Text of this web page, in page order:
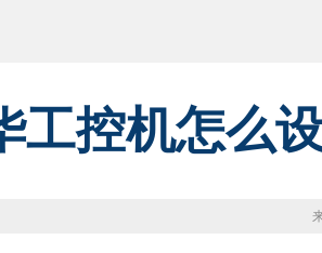
工控机怎么